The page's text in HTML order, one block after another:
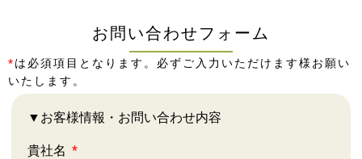
お問い合わせフォーム
*は必須項目となります。必ずご入力いただけます様お願い
いたします。
▼お客様情報・お問い合わせ内容
貴社名